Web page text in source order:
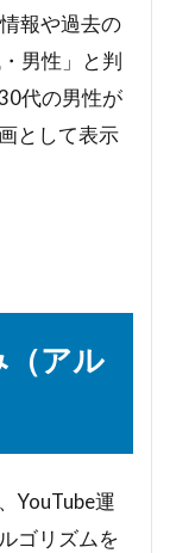
報や過去の
男性」と判
代の男性が
として表示
（アル
YouTube運
ゴリズムを